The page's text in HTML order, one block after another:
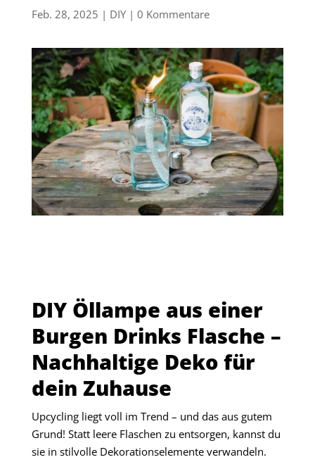
Feb. 28, 2025 | DIY| 0 Kommentare
DIY Öllampe aus einer
Burgen Drinks Flasche –
Nachhaltige Deko für
dein Zuhause
Upcycling liegt voll im Trend – und das aus gutem
Grund! Statt leere Flaschen zu entsorgen, kannst du
sie in stilvolle Dekorationselemente verwandeln.